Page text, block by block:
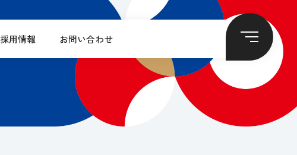
採用情報 お問い合わせ